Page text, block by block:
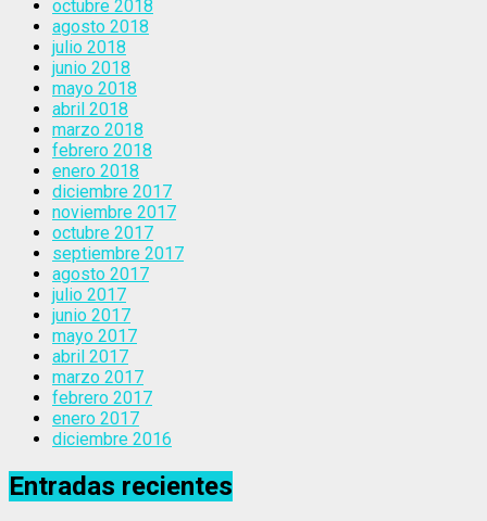
octubre 2018
agosto 2018
julio 2018
junio 2018
mayo 2018
abril 2018
marzo 2018
febrero 2018
enero 2018
diciembre 2017
noviembre 2017
octubre 2017
septiembre 2017
agosto 2017
julio 2017
junio 2017
mayo 2017
abril 2017
marzo 2017
febrero 2017
enero 2017
diciembre 2016
Entradas recientes